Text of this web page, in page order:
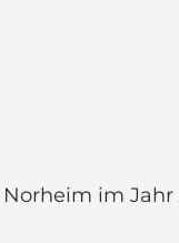
im Jahr